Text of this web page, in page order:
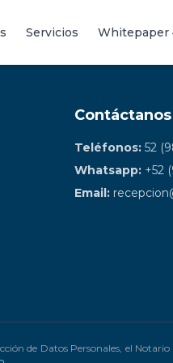
Servicios Whitepaper
Contáctanos
Teléfonos: 52
Whatsapp: +52
Email:
de Datos Personales, el